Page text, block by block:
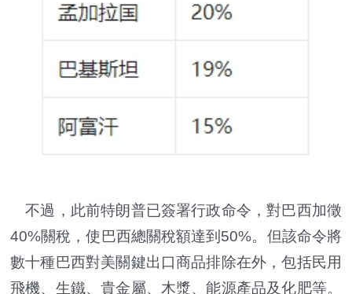
不過，此前特朗普已簽署行政命令，對巴西加徵
40%關稅，使巴西總關稅額達到50%。但該命令將
數十種巴西對美關鍵出口商品排除在外，包括民用
飛機、生鐵、貴金屬、木漿、能源產品及化肥等。